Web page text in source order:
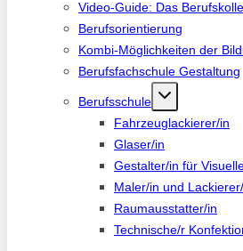
Video-Guide: Das
Berufsorientierung
Kombi-Möglichkeiten der
Berufsfachschule Gestaltung
Berufsschule
Fahrzeuglackierer/in
Glaser/in
Gestalter/in für
Maler/in und
Raumausstatter/in
Technische/r